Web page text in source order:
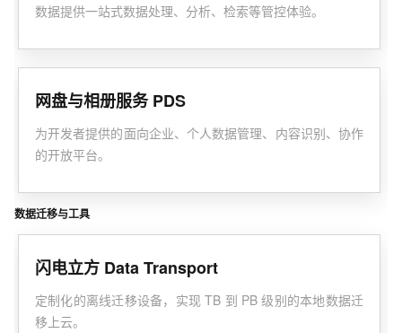
数据提供一站式数据处理、分析、检索等管控体验。
网盘与相册服务 PDS
为开发者提供的面向企业、个人数据管理、内容识别、协作
的开放平台。
数据迁移与工具
闪电立方 Data Transport
定制化的离线迁移设备，实现 TB 到 PB 级别的本地数据迁
移上云。